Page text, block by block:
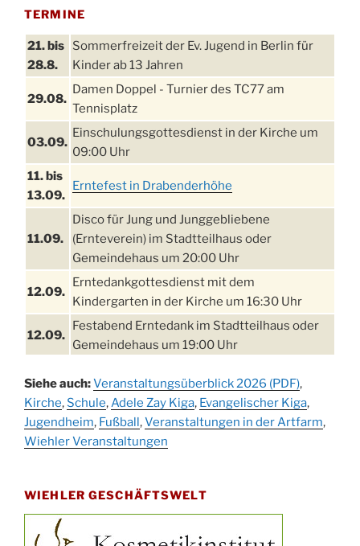
TERMINE
21. bis
28.8.
Sommerfreizeit der Ev. Jugend in Berlin für
Kinder ab 13 Jahren
29.08.
Damen Doppel - Turnier des TC77 am
Tennisplatz
03.09.
Einschulungsgottesdienst in der Kirche um
09:00 Uhr
11. bis
13.09.
Erntefest in Drabenderhöhe
11.09.
Disco für Jung und Junggebliebene
(Ernteverein) im Stadtteilhaus oder
Gemeindehaus um 20:00 Uhr
12.09.
Erntedankgottesdienst mit dem
Kindergarten in der Kirche um 16:30 Uhr
12.09.
Festabend Erntedank im Stadtteilhaus oder
Gemeindehaus um 19:00 Uhr
13.09.
Stadtteilhaus um 14:00 Uhr
19.09.
Schlagerabend im Stadtteilhaus
Drabenderhöhe
Kinderbibeltag im Ev. Gemeindehaus von 10-
12 Uhr
Afterwork-Andacht um 18:00 Uhr in der
Siehe auch:Veranstaltungsüberblick 2026 (PDF),
Kirche, Schule,Adele Zay Kiga, Evangelischer Kiga,
Jugendheim, Fußball,Veranstaltungen in der Artfarm,
Wiehler Veranstaltungen
WIEHLER GESCHÄFTSWELT